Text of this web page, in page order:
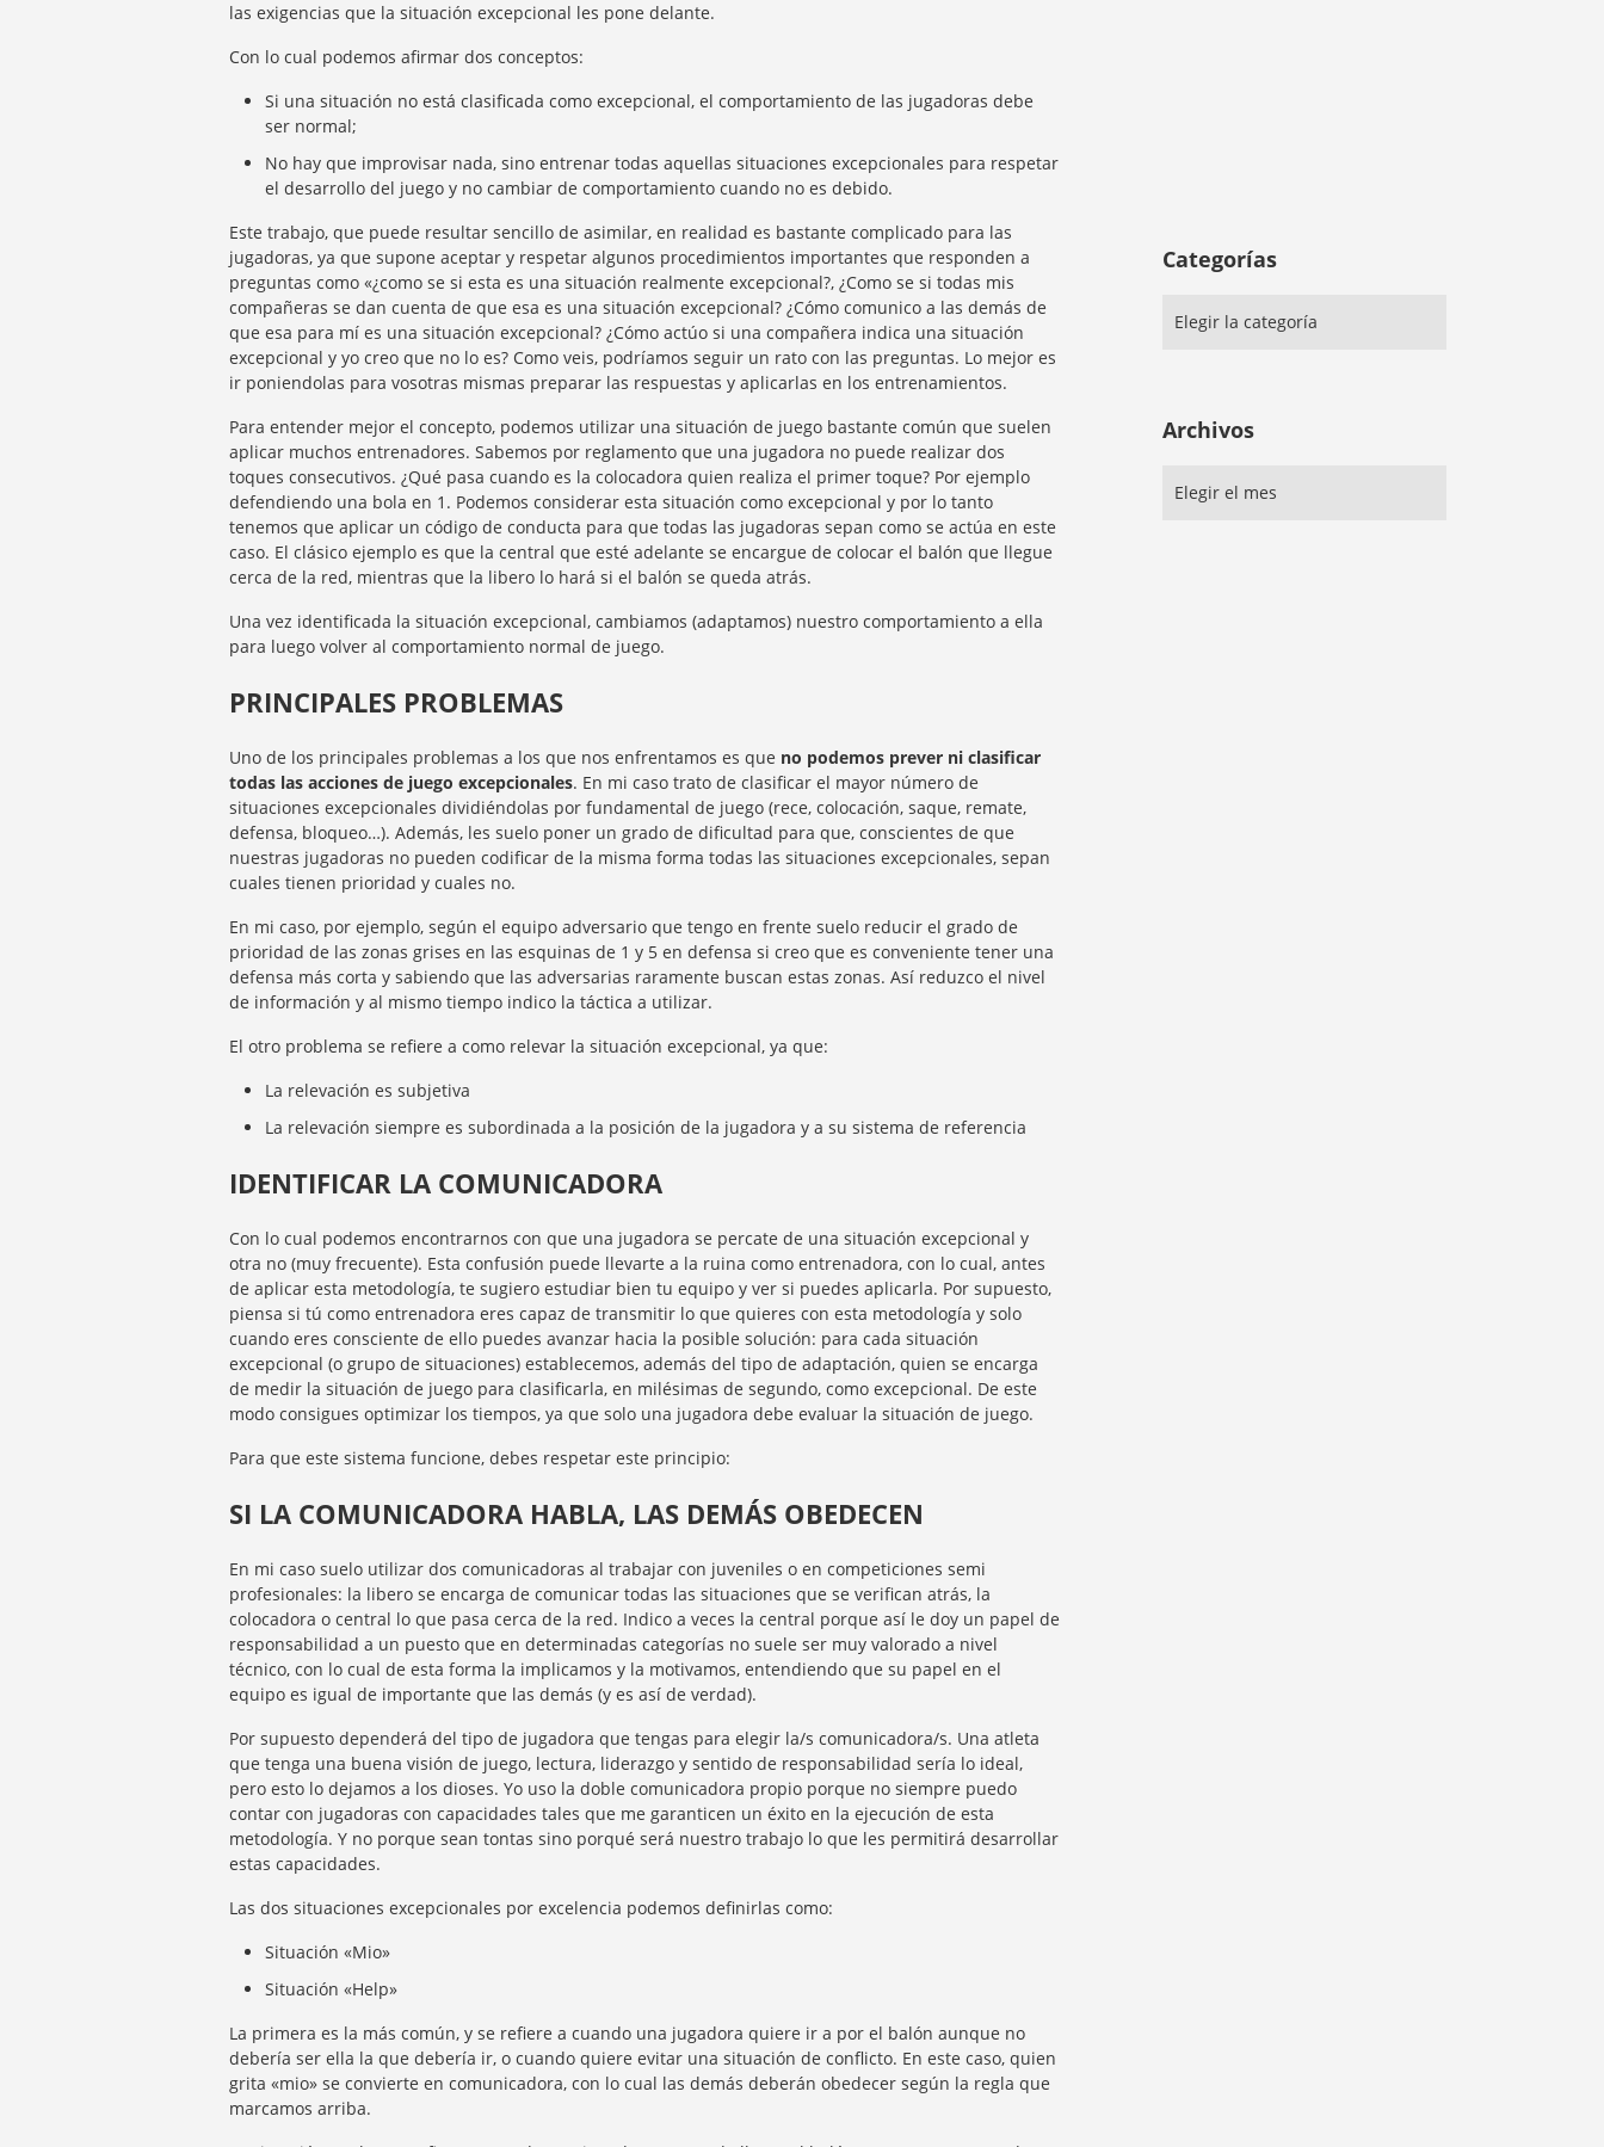
las exigencias que la situación excepcional les pone delante.
Con lo cual podemos afirmar dos conceptos:
Si una situación no está clasificada como excepcional, el comportamiento de las jugadoras debe
ser normal;
No hay que improvisar nada, sino entrenar todas aquellas situaciones excepcionales para respetar
el desarrollo del juego y no cambiar de comportamiento cuando no es debido.
Este trabajo, que puede resultar sencillo de asimilar, en realidad es bastante complicado para las
jugadoras, ya que supone aceptar y respetar algunos procedimientos importantes que responden a
preguntas como «¿como se si esta es una situación realmente excepcional?, ¿Como se si todas mis
compañeras se dan cuenta de que esa es una situación excepcional? ¿Cómo comunico a las demás de
que esa para mí es una situación excepcional? ¿Cómo actúo si una compañera indica una situación
excepcional y yo creo que no lo es? Como veis, podríamos seguir un rato con las preguntas. Lo mejor es
ir poniendolas para vosotras mismas preparar las respuestas y aplicarlas en los entrenamientos.
Para entender mejor el concepto, podemos utilizar una situación de juego bastante común que suelen
aplicar muchos entrenadores. Sabemos por reglamento que una jugadora no puede realizar dos
toques consecutivos. ¿Qué pasa cuando es la colocadora quien realiza el primer toque? Por ejemplo
defendiendo una bola en 1. Podemos considerar esta situación como excepcional y por lo tanto
tenemos que aplicar un código de conducta para que todas las jugadoras sepan como se actúa en este
caso. El clásico ejemplo es que la central que esté adelante se encargue de colocar el balón que llegue
cerca de la red, mientras que la libero lo hará si el balón se queda atrás.
Una vez identificada la situación excepcional, cambiamos (adaptamos) nuestro comportamiento a ella
para luego volver al comportamiento normal de juego.
PRINCIPALES PROBLEMAS
Uno de los principales problemas a los que nos enfrentamos es que no podemos prever ni clasificar
todas las acciones de juego excepcionales. En mi caso trato de clasificar el mayor número de
situaciones excepcionales dividiéndolas por fundamental de juego (rece, colocación, saque, remate,
defensa, bloqueo…). Además, les suelo poner un grado de dificultad para que, conscientes de que
nuestras jugadoras no pueden codificar de la misma forma todas las situaciones excepcionales, sepan
cuales tienen prioridad y cuales no.
En mi caso, por ejemplo, según el equipo adversario que tengo en frente suelo reducir el grado de
prioridad de las zonas grises en las esquinas de 1 y 5 en defensa si creo que es conveniente tener una
defensa más corta y sabiendo que las adversarias raramente buscan estas zonas. Así reduzco el nivel
de información y al mismo tiempo indico la táctica a utilizar.
El otro problema se refiere a como relevar la situación excepcional, ya que:
La relevación es subjetiva
La relevación siempre es subordinada a la posición de la jugadora y a su sistema de referencia
IDENTIFICAR LA COMUNICADORA
Con lo cual podemos encontrarnos con que una jugadora se percate de una situación excepcional y
otra no (muy frecuente). Esta confusión puede llevarte a la ruina como entrenadora, con lo cual, antes
de aplicar esta metodología, te sugiero estudiar bien tu equipo y ver si puedes aplicarla. Por supuesto,
piensa si tú como entrenadora eres capaz de transmitir lo que quieres con esta metodología y solo
cuando eres consciente de ello puedes avanzar hacia la posible solución: para cada situación
excepcional (o grupo de situaciones) establecemos, además del tipo de adaptación, quien se encarga
de medir la situación de juego para clasificarla, en milésimas de segundo, como excepcional. De este
modo consigues optimizar los tiempos, ya que solo una jugadora debe evaluar la situación de juego.
Para que este sistema funcione, debes respetar este principio:
SI LA COMUNICADORA HABLA, LAS DEMÁS OBEDECEN
En mi caso suelo utilizar dos comunicadoras al trabajar con juveniles o en competiciones semi
profesionales: la libero se encarga de comunicar todas las situaciones que se verifican atrás, la
colocadora o central lo que pasa cerca de la red. Indico a veces la central porque así le doy un papel de
responsabilidad a un puesto que en determinadas categorías no suele ser muy valorado a nivel
técnico, con lo cual de esta forma la implicamos y la motivamos, entendiendo que su papel en el
equipo es igual de importante que las demás (y es así de verdad).
Por supuesto dependerá del tipo de jugadora que tengas para elegir la/s comunicadora/s. Una atleta
que tenga una buena visión de juego, lectura, liderazgo y sentido de responsabilidad sería lo ideal,
pero esto lo dejamos a los dioses. Yo uso la doble comunicadora propio porque no siempre puedo
contar con jugadoras con capacidades tales que me garanticen un éxito en la ejecución de esta
metodología. Y no porque sean tontas sino porqué será nuestro trabajo lo que les permitirá desarrollar
estas capacidades.
Las dos situaciones excepcionales por excelencia podemos definirlas como:
Situación «Mio»
Situación «Help»
La primera es la más común, y se refiere a cuando una jugadora quiere ir a por el balón aunque no
debería ser ella la que debería ir, o cuando quiere evitar una situación de conflicto. En este caso, quien
grita «mio» se convierte en comunicadora, con lo cual las demás deberán obedecer según la regla que
marcamos arriba.
Categorías
Archivos